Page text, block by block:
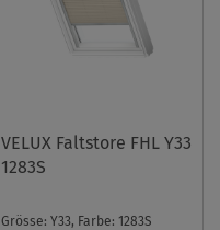
VELUX Faltstore FHL Y33
1283S
Grösse: Y33, Farbe: 1283S